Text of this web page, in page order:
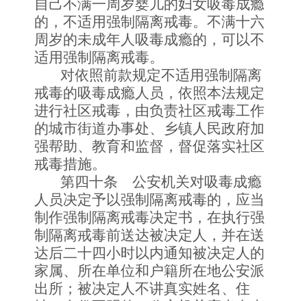
自己不满一周岁婴儿的妇女吸毒成瘾
的，不适用强制隔离戒毒。不满十六
周岁的未成年人吸毒成瘾的，可以不
适用强制隔离戒毒。
对依照前款规定不适用强制隔离
戒毒的吸毒成瘾人员，依照本法规定
进行社区戒毒，由负责社区戒毒工作
的城市街道办事处、乡镇人民政府加
强帮助、教育和监督，督促落实社区
戒毒措施。
第四十条 公安机关对吸毒成瘾
人员决定予以强制隔离戒毒的，应当
制作强制隔离戒毒决定书，在执行强
制隔离戒毒前送达被决定人，并在送
达后二十四小时以内通知被决定人的
家属、所在单位和户籍所在地公安派
出所；被决定人不讲真实姓名、住